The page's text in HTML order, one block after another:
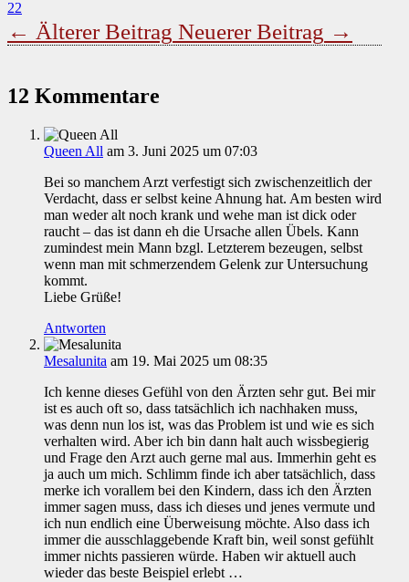
22
← Älterer Beitrag Neuerer Beitrag →
12 Kommentare
Queen All am 3. Juni 2025 um 07:03
Bei so manchem Arzt verfestigt sich zwischenzeitlich der
Verdacht, dass er selbst keine Ahnung hat. Am besten wird
man weder alt noch krank und wehe man ist dick oder
raucht – das ist dann eh die Ursache allen Übels. Kann
zumindest mein Mann bzgl. Letzterem bezeugen, selbst
wenn man mit schmerzendem Gelenk zur Untersuchung
kommt.
Liebe Grüße!
Antworten
Mesalunita am 19. Mai 2025 um 08:35
Ich kenne dieses Gefühl von den Ärzten sehr gut. Bei mir
ist es auch oft so, dass tatsächlich ich nachhaken muss,
was denn nun los ist, was das Problem ist und wie es sich
verhalten wird. Aber ich bin dann halt auch wissbegierig
und Frage den Arzt auch gerne mal aus. Immerhin geht es
ja auch um mich. Schlimm finde ich aber tatsächlich, dass
merke ich vorallem bei den Kindern, dass ich den Ärzten
immer sagen muss, dass ich dieses und jenes vermute und
ich nun endlich eine Überweisung möchte. Also dass ich
immer die ausschlaggebende Kraft bin, weil sonst gefühlt
immer nichts passieren würde. Haben wir aktuell auch
wieder das beste Beispiel erlebt …